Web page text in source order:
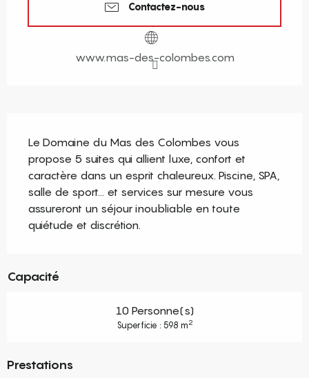
Contactez-nous
www.mas-des-colombes.com
Le Domaine du Mas des Colombes vous
propose 5 suites qui allient luxe, confort et
caractère dans un esprit chaleureux. Piscine, SPA,
salle de sport... et services sur mesure vous
assureront un séjour inoubliable en toute
quiétude et discrétion.
Capacité
10 Personne(s)
Superficie : 598 m2
Prestations